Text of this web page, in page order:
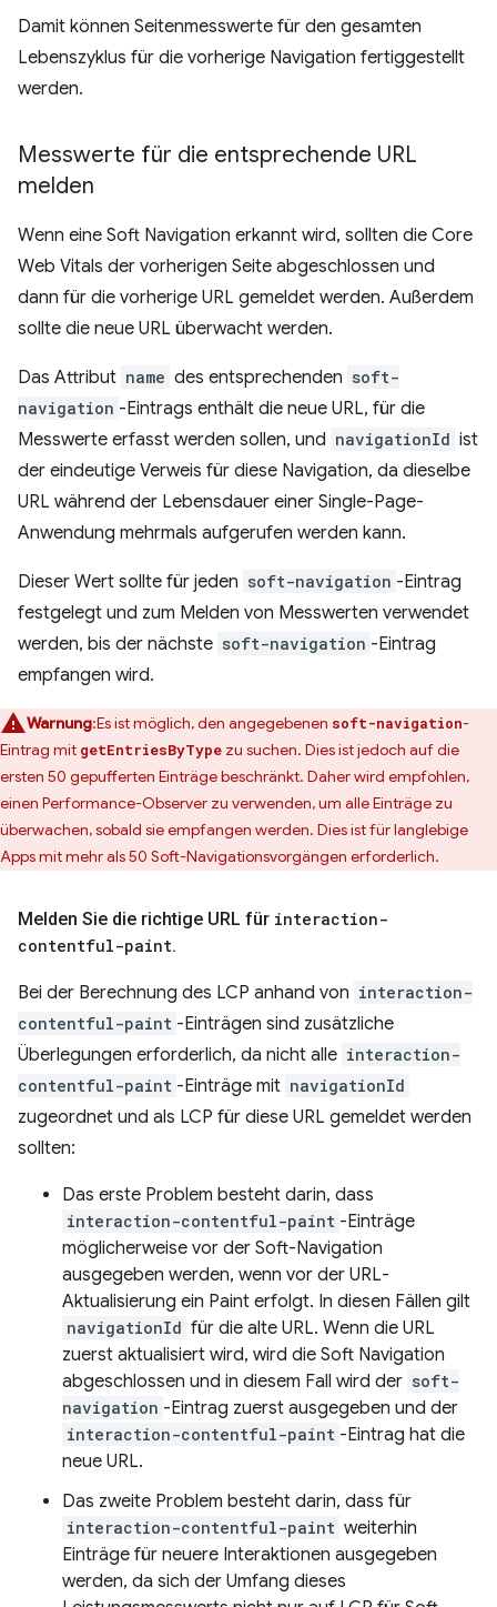
Damit können Seitenmesswerte für den gesamten
Lebenszyklus für die vorherige Navigation fertiggestellt
werden.
Messwerte für die entsprechende URL
melden
Wenn eine Soft Navigation erkannt wird, sollten die Core
Web Vitals der vorherigen Seite abgeschlossen und
dann für die vorherige URL gemeldet werden. Außerdem
sollte die neue URL überwacht werden.
Das Attribut name des entsprechenden soft-
navigation -Eintrags enthält die neue URL, für die
Messwerte erfasst werden sollen, und navigationId ist
der eindeutige Verweis für diese Navigation, da dieselbe
URL während der Lebensdauer einer Single-Page-
Anwendung mehrmals aufgerufen werden kann.
Dieser Wert sollte für jeden soft-navigation -Eintrag
festgelegt und zum Melden von Messwerten verwendet
werden, bis der nächste soft-navigation -Eintrag
empfangen wird.
Warnung:Es ist möglich, den angegebenen soft-navigation-
Eintrag mit getEntriesByType zu suchen. Dies ist jedoch auf die
ersten 50 gepufferten Einträge beschränkt. Daher wird empfohlen,
einen Performance-Observer zu verwenden, um alle Einträge zu
überwachen, sobald sie empfangen werden. Dies ist für langlebige
Apps mit mehr als 50 Soft-Navigationsvorgängen erforderlich.
Melden Sie die richtige URL für interaction-
contentful-paint.
Bei der Berechnung des LCP anhand von interaction-
contentful-paint -Einträgen sind zusätzliche
Überlegungen erforderlich, da nicht alle interaction-
contentful-paint -Einträge mit navigationId
zugeordnet und als LCP für diese URL gemeldet werden
sollten:
Das erste Problem besteht darin, dass
interaction-contentful-paint -Einträge
möglicherweise vor der Soft-Navigation
ausgegeben werden, wenn vor der URL-
Aktualisierung ein Paint erfolgt. In diesen Fällen gilt
navigationId für die alte URL. Wenn die URL
zuerst aktualisiert wird, wird die Soft Navigation
abgeschlossen und in diesem Fall wird der soft-
navigation -Eintrag zuerst ausgegeben und der
interaction-contentful-paint -Eintrag hat die
neue URL.
Das zweite Problem besteht darin, dass für
interaction-contentful-paint weiterhin
Einträge für neuere Interaktionen ausgegeben
werden, da sich der Umfang dieses